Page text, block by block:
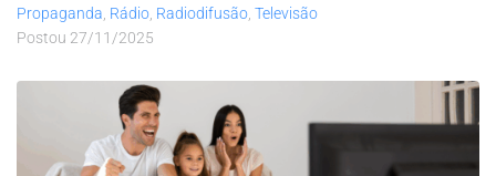
Propaganda Rádio Radiodifusão Televisão
Postou 27/11/2025